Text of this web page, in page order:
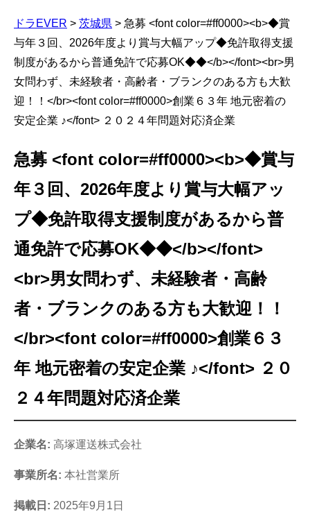
ドラEVER > 茨城県 > 急募 <font color=#ff0000><b>◆賞
与年３回、2026年度より賞与大幅アップ◆免許取得支援
制度があるから普通免許で応募OK◆◆</b></font><br>男
女問わず、未経験者・高齢者・ブランクのある方も大歓
迎！！</br><font color=#ff0000>創業６３年 地元密着の
安定企業 ♪</font> ２０２４年問題対応済企業
急募 <font color=#ff0000><b>◆賞与
年３回、2026年度より賞与大幅アッ
プ◆免許取得支援制度があるから普
通免許で応募OK◆◆</b></font>
<br>男女問わず、未経験者・高齢
者・ブランクのある方も大歓迎！！
</br><font color=#ff0000>創業６３
年 地元密着の安定企業 ♪</font> ２０
２４年問題対応済企業
企業名: 高塚運送株式会社
事業所名: 本社営業所
掲載日: 2025年9月1日